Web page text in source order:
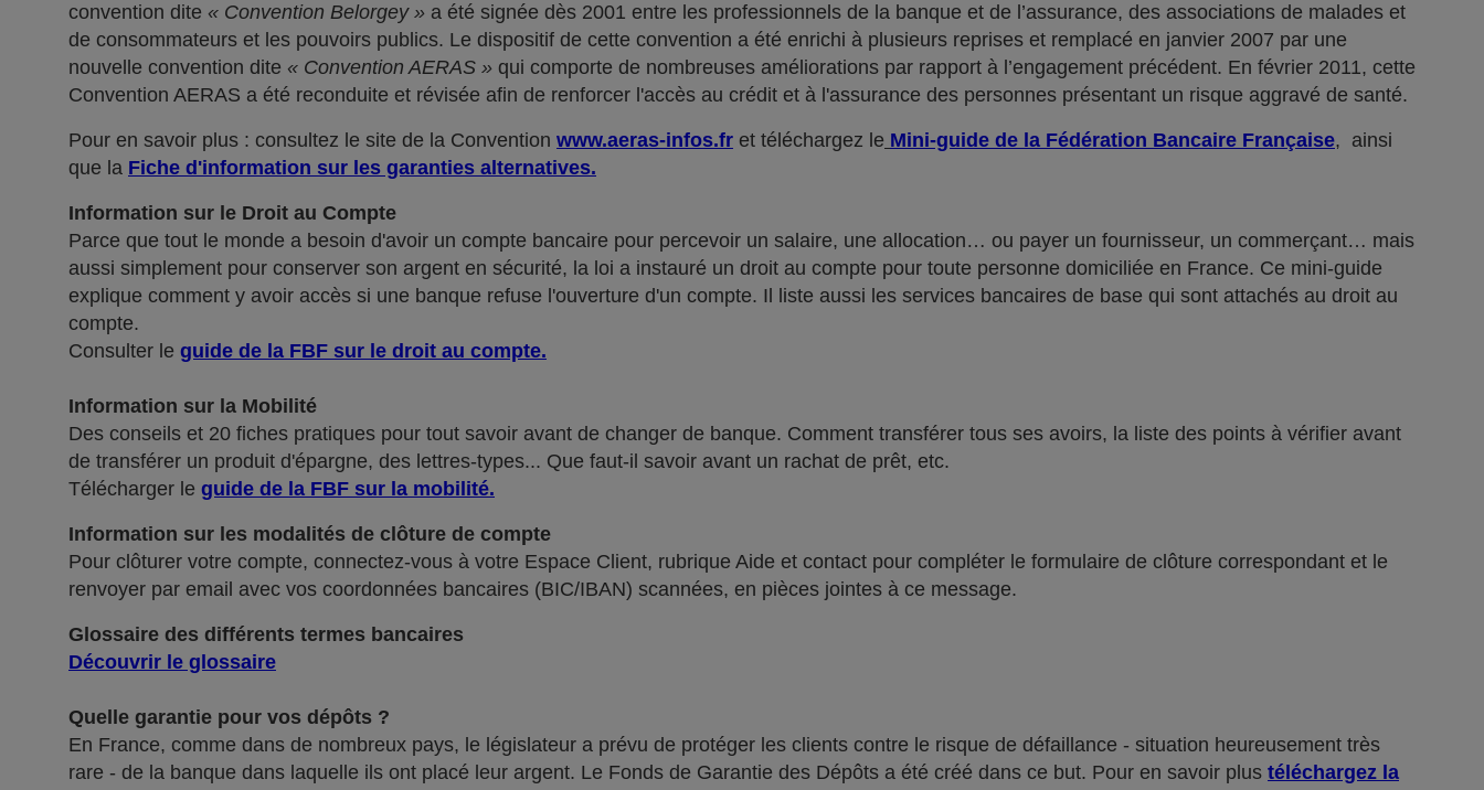
convention dite « Convention Belorgey » a été signée dès 2001 entre les professionnels de la banque et de l’assurance, des associations de malades et
de consommateurs et les pouvoirs publics. Le dispositif de cette convention a été enrichi à plusieurs reprises et remplacé en janvier 2007 par une
nouvelle convention dite « Convention AERAS » qui comporte de nombreuses améliorations par rapport à l’engagement précédent. En février 2011, cette
Convention AERAS a été reconduite et révisée afin de renforcer l'accès au crédit et à l'assurance des personnes présentant un risque aggravé de santé.
Pour en savoir plus : consultez le site de la Convention www.aeras-infos.fr et téléchargez le Mini-guide de la Fédération Bancaire Française, ainsi
que la Fiche d'information sur les garanties alternatives.
Information sur le Droit au Compte
Parce que tout le monde a besoin d'avoir un compte bancaire pour percevoir un salaire, une allocation… ou payer un fournisseur, un commerçant… mais
aussi simplement pour conserver son argent en sécurité, la loi a instauré un droit au compte pour toute personne domiciliée en France. Ce mini-guide
explique comment y avoir accès si une banque refuse l'ouverture d'un compte. Il liste aussi les services bancaires de base qui sont attachés au droit au
compte.
Consulter le guide de la FBF sur le droit au compte.
Information sur la Mobilité
Des conseils et 20 fiches pratiques pour tout savoir avant de changer de banque. Comment transférer tous ses avoirs, la liste des points à vérifier avant
de transférer un produit d'épargne, des lettres-types... Que faut-il savoir avant un rachat de prêt, etc.
Télécharger le guide de la FBF sur la mobilité.
Information sur les modalités de clôture de compte
Pour clôturer votre compte, connectez-vous à votre Espace Client, rubrique Aide et contact pour compléter le formulaire de clôture correspondant et le
renvoyer par email avec vos coordonnées bancaires (BIC/IBAN) scannées, en pièces jointes à ce message.
Glossaire des différents termes bancaires
Découvrir le glossaire
Quelle garantie pour vos dépôts ?
En France, comme dans de nombreux pays, le législateur a prévu de protéger les clients contre le risque de défaillance - situation heureusement très
rare - de la banque dans laquelle ils ont placé leur argent. Le Fonds de Garantie des Dépôts a été créé dans ce but. Pour en savoir plus téléchargez la